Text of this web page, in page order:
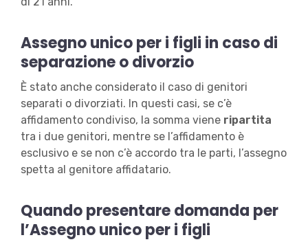
Assegno unico per i figli in caso di
separazione o divorzio
È stato anche considerato il caso di genitori
separati o divorziati. In questi casi, se c’è
affidamento condiviso, la somma viene ripartita
tra i due genitori, mentre se l’affidamento è
esclusivo e se non c’è accordo tra le parti, l’assegno
spetta al genitore affidatario.
Quando presentare domanda per
l’Assegno unico per i figli